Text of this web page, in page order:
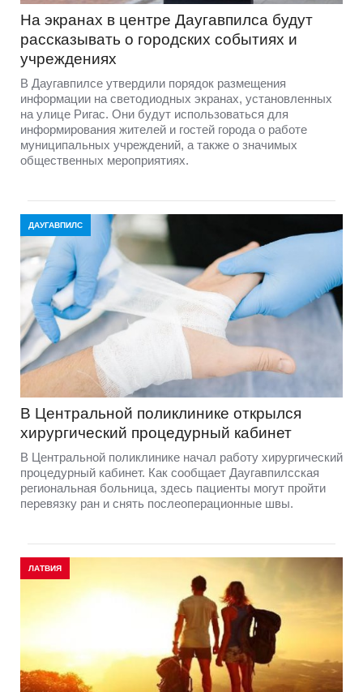
На экранах в центре Даугавпилса будут
рассказывать о городских событиях и
учреждениях
В Даугавпилсе утвердили порядок размещения
информации на светодиодных экранах, установленных
на улице Ригас. Они будут использоваться для
информирования жителей и гостей города о работе
муниципальных учреждений, а также о значимых
общественных мероприятиях.
ДАУГАВПИЛС
В Центральной поликлинике открылся
хирургический процедурный кабинет
В Центральной поликлинике начал работу хирургический
процедурный кабинет. Как сообщает Даугавпилсская
региональная больница, здесь пациенты могут пройти
перевязку ран и снять послеоперационные швы.
ЛАТВИЯ